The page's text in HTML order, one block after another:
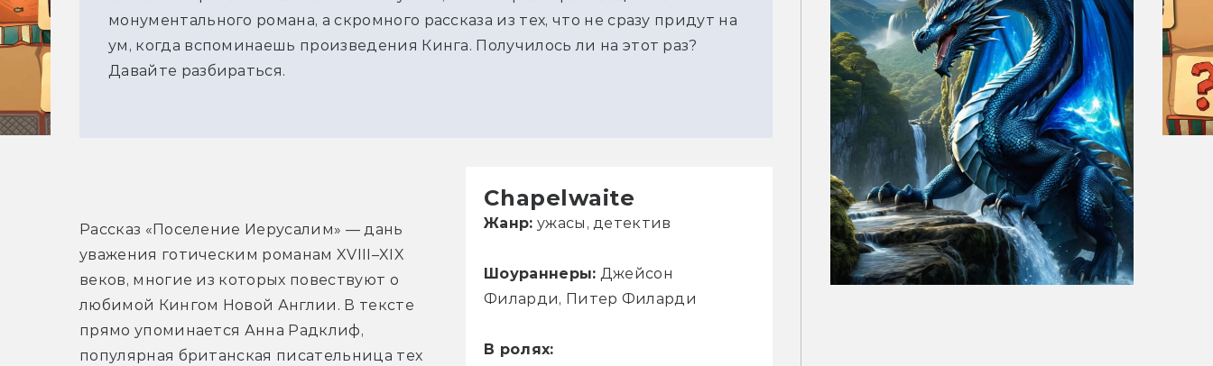
монументального романа, а скромного рассказа из тех, что не сразу придут на
ум, когда вспоминаешь произведения Кинга. Получилось ли на этот раз?
Давайте разбираться.
Chapelwaite
Жанр: ужасы, детектив
Шоураннеры: Джейсон
Филарди, Питер Филарди
В ролях:
Рассказ «Поселение Иерусалим» — дань
уважения готическим романам XVIII–XIX
веков, многие из которых повествуют о
любимой Кингом Новой Англии. В тексте
прямо упоминается Анна Радклиф,
популярная британская писательница тех